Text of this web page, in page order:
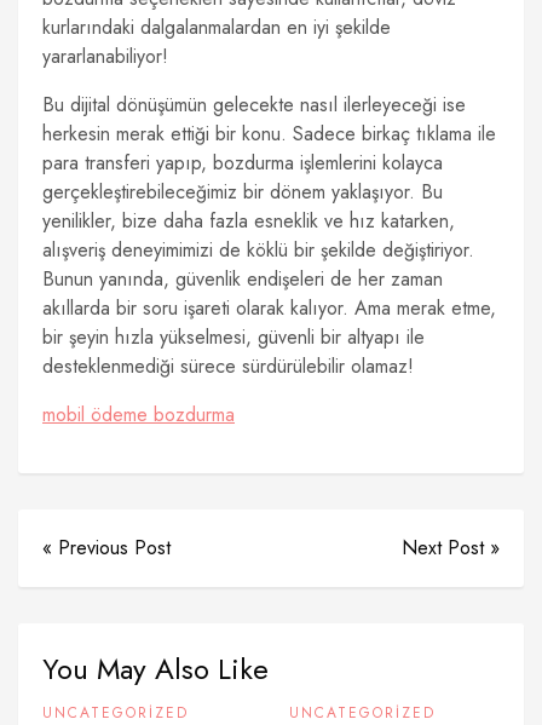
kurlarındaki dalgalanmalardan en iyi şekilde
yararlanabiliyor!
Bu dijital dönüşümün gelecekte nasıl ilerleyeceği ise
herkesin merak ettiği bir konu. Sadece birkaç tıklama ile
para transferi yapıp, bozdurma işlemlerini kolayca
gerçekleştirebileceğimiz bir dönem yaklaşıyor. Bu
yenilikler, bize daha fazla esneklik ve hız katarken,
alışveriş deneyimimizi de köklü bir şekilde değiştiriyor.
Bunun yanında, güvenlik endişeleri de her zaman
akıllarda bir soru işareti olarak kalıyor. Ama merak etme,
bir şeyin hızla yükselmesi, güvenli bir altyapı ile
desteklenmediği sürece sürdürülebilir olamaz!
mobil ödeme bozdurma
« Previous Post Next Post »
You May Also Like
UNCATEGORIZED UNCATEGORIZED